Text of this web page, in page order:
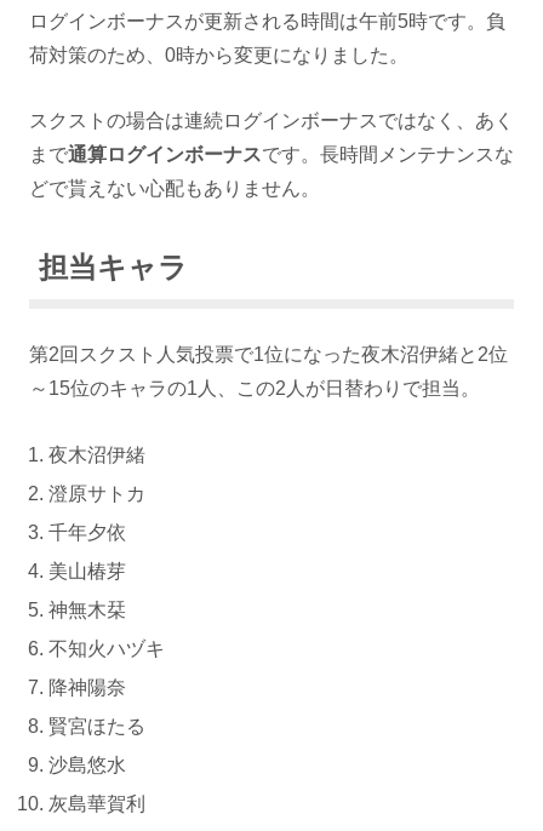
ログインボーナスが更新される時間は午前5時です。負
荷対策のため、0時から変更になりました。
スクストの場合は連続ログインボーナスではなく、あく
まで通算ログインボーナスです。長時間メンテナンスな
どで貰えない心配もありません。
担当キャラ
第2回スクスト人気投票で1位になった夜木沼伊緒と2位
～15位のキャラの1人、この2人が日替わりで担当。
夜木沼伊緒
澄原サトカ
千年夕依
美山椿芽
神無木栞
不知火ハヅキ
降神陽奈
賢宮ほたる
沙島悠水
灰島華賀利